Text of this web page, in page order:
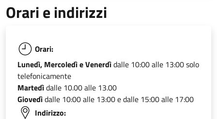
Orari e indirizzi
Orari:
Lunedì, Mercoledì e Venerdìdalle 10:00 alle 13:00 solo
telefonicamente
Martedìdalle 10.00 alle 13.00
Giovedìdalle 10:00 alle 13:00 e dalle 15:00 alle 17:00
Indirizzo: